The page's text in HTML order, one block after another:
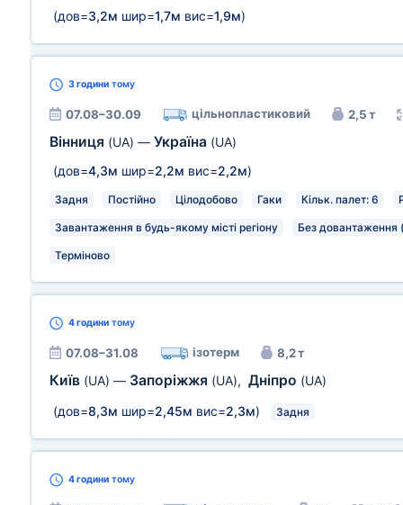
(дов=3,2м шир=1,7м вис=1,9м)
3 години тому
07.08–30.09 цільнопластиковий 2,5 т
Вінниця (UA) — Україна (UA)
(дов=4,3м шир=2,2м вис=2,2м)
Задня Постійно Цілодобово Гаки Кільк. палет: 6
Завантаження в будь-якому місті регіону Без довантаження
Терміново
4 години тому
07.08–31.08 ізотерм 8,2 т
Київ (UA) — Запоріжжя (UA), Дніпро (UA)
(дов=8,3м шир=2,45м вис=2,3м) Задня
4 години тому